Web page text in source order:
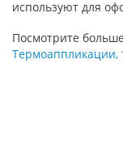
используют для
Посмотрите
Термоаппликации,